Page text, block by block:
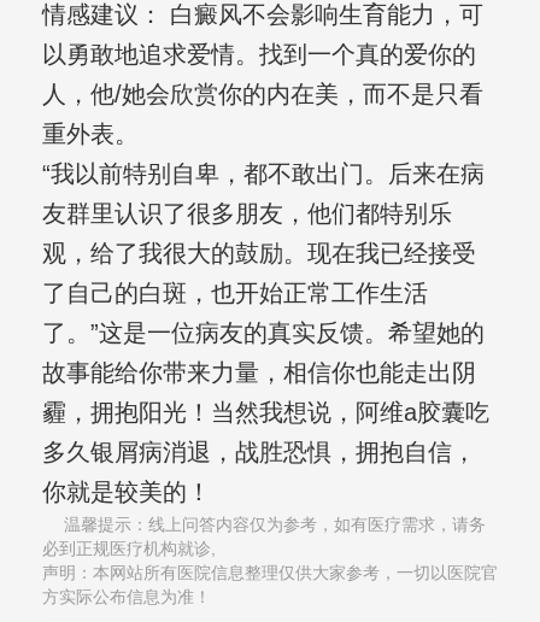
情感建议： 白癜风不会影响生育能力，可
以勇敢地追求爱情。找到一个真的爱你的
人，他/她会欣赏你的内在美，而不是只看
重外表。
“我以前特别自卑，都不敢出门。后来在病
友群里认识了很多朋友，他们都特别乐
观，给了我很大的鼓励。现在我已经接受
了自己的白斑，也开始正常工作生活
了。”这是一位病友的真实反馈。希望她的
故事能给你带来力量，相信你也能走出阴
霾，拥抱阳光！当然我想说，阿维a胶囊吃
多久银屑病消退，战胜恐惧，拥抱自信，
你就是较美的！
温馨提示：线上问答内容仅为参考，如有医疗需求，请务
必到正规医疗机构就诊,
声明：本网站所有医院信息整理仅供大家参考，一切以医院官
方实际公布信息为准！